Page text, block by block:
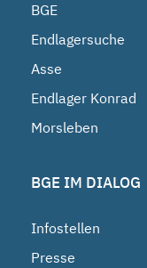
BGE
Endlagersuche
Asse
Endlager Konrad
Morsleben
BGE IM DIALOG
Infostellen
Presse